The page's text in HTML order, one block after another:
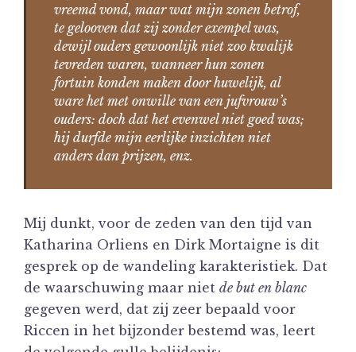
vreemd vond, maar wat mijn zonen betrof,
te gelooven dat zij zonder exempel was,
dewijl ouders gewoonlijk niet zoo kwalijk
tevreden waren, wanneer hun zonen
fortuin konden maken door huwelijk, al
ware het met onwille van een jufvrouw’s
ouders: doch dat het evenwel niet goed was;
hij durfde mijn eerlijke inzichten niet
anders dan prijzen, enz.
Mij dunkt, voor de zeden van den tijd van
Katharina Orliens en Dirk Mortaigne is dit
gesprek op de wandeling karakteristiek. Dat
de waarschuwing maar niet de but en blanc
gegeven werd, dat zij zeer bepaald voor
Riccen in het bijzonder bestemd was, leert